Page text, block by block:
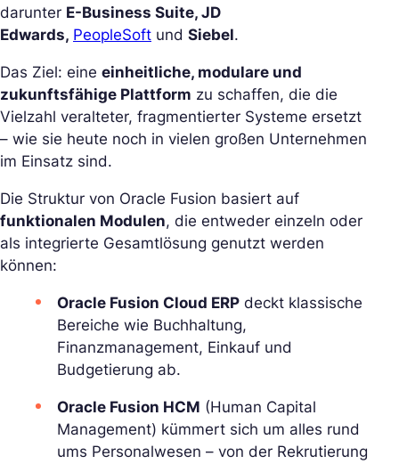
darunter E-Business Suite, JD
Edwards, PeopleSoft und Siebel.
Das Ziel: eine einheitliche, modulare und
zukunftsfähige Plattform zu schaffen, die die
Vielzahl veralteter, fragmentierter Systeme ersetzt
– wie sie heute noch in vielen großen Unternehmen
im Einsatz sind.
Die Struktur von Oracle Fusion basiert auf
funktionalen Modulen, die entweder einzeln oder
als integrierte Gesamtlösung genutzt werden
können:
Oracle Fusion Cloud ERP deckt klassische
Bereiche wie Buchhaltung,
Finanzmanagement, Einkauf und
Budgetierung ab.
Oracle Fusion HCM (Human Capital
Management) kümmert sich um alles rund
ums Personalwesen – von der Rekrutierung